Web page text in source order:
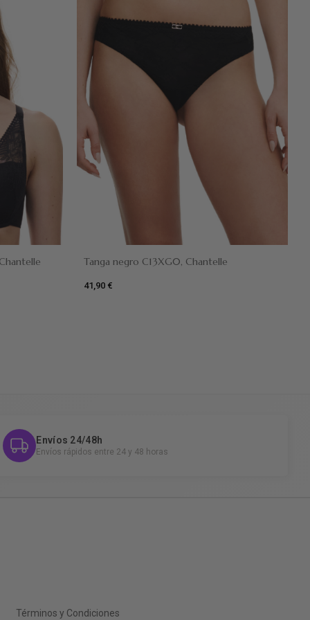
Negro
Tanga negro C13XG0, Chantelle
41,90 €
Envíos 24/48h
Envíos rápidos entre 24 y 48 horas
Términos y Condiciones